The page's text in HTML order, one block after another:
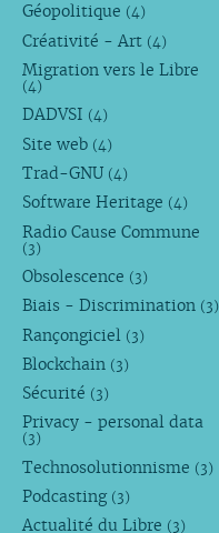
Géopolitique (4)
Créativité - Art (4)
Migration vers le Libre
(4)
DADVSI (4)
Site web (4)
Trad-GNU (4)
Software Heritage (4)
Radio Cause Commune
(3)
Obsolescence (3)
Biais - Discrimination (3)
Rançongiciel (3)
Blockchain (3)
Sécurité (3)
Privacy - personal data
(3)
Technosolutionnisme (3)
Podcasting (3)
Actualité du Libre (3)